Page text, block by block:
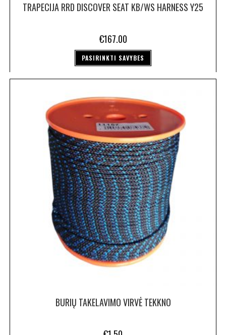
TRAPECIJA RRD DISCOVER SEAT KB/WS HARNESS Y25
€167.00
PASIRINKTI SAVYBES
BURIŲ TAKELAVIMO VIRVĖ TEKKNO